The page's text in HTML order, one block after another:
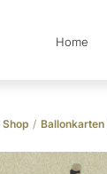
Home
Shop / Ballonkarten